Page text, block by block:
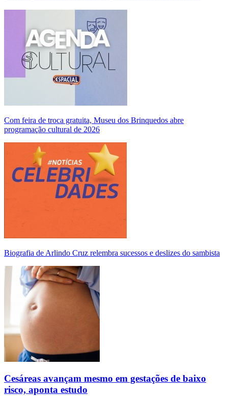
Com feira de troca gratuita, Museu dos Brinquedos abre
programação cultural de 2026
Biografia de Arlindo Cruz relembra sucessos e deslizes do sambista
Cesáreas avançam mesmo em gestações de baixo
risco, aponta estudo